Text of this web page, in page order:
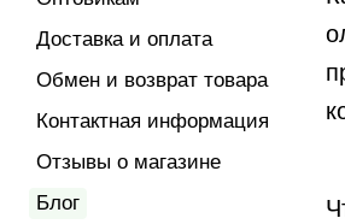
Доставка и оплата
Обмен и возврат товара
Контактная информация
Отзывы о магазине
Блог